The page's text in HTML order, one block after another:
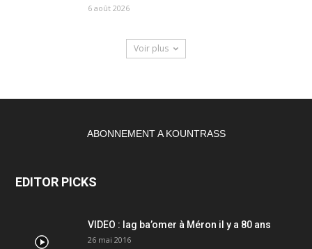
6 août 2026
Voir plus
ABONNEMENT A KOUNTRASS
EDITOR PICKS
VIDEO : lag ba’omer à Méron il y a 80 ans
26 mai 2016